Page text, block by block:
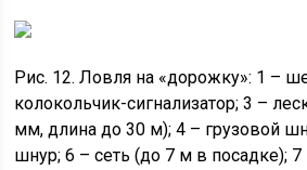
Рис. 12. Ловля на «дорожку»: 1 –
колокольчик-сигнализатор; 3 –
мм, длина до 30 м); 4 – грузовой
шнур; 6 – сеть (до 7 м в посадке); 7